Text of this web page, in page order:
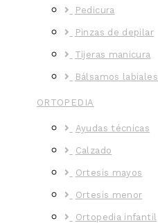
Pedicura
Pinzas de depilar
Tijeras manicura
Bálsamos labiales
ORTOPEDIA
Ayudas técnicas
Calzado
Ortesis mayos
Ortesis menor
Ortopedia infantil